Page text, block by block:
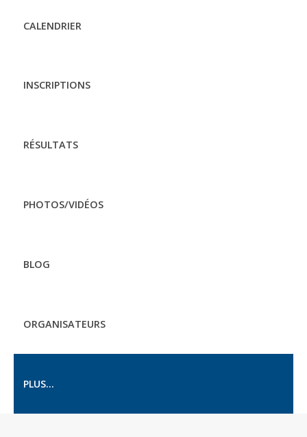
CALENDRIER
INSCRIPTIONS
RÉSULTATS
PHOTOS/VIDÉOS
BLOG
ORGANISATEURS
PLUS...